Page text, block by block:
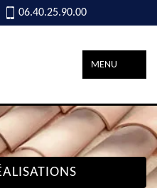
06.40.25.90.00
MENU